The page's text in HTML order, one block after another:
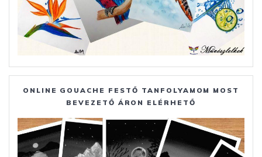
ONLINE GOUACHE FESTŐ TANFOLYAMOM MOST
BEVEZETŐ ÁRON ELÉRHETŐ